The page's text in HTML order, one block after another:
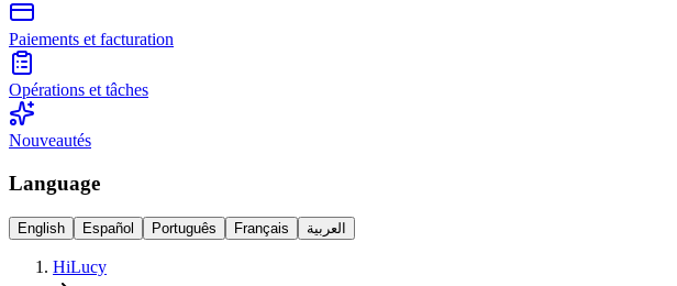
Paiements et facturation
Opérations et tâches
Nouveautés
Language
English Español Português Français العربية
HiLucy